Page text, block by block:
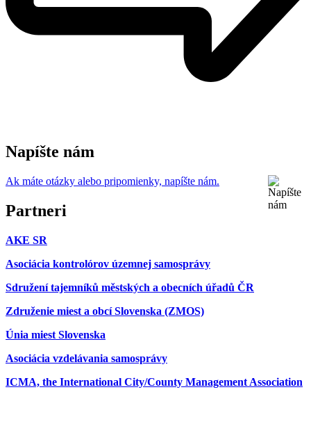
Napíšte nám
Ak máte otázky alebo pripomienky, napíšte nám.
Partneri
AKE SR
Asociácia kontrolórov územnej samosprávy
Sdružení tajemníků městských a obecních úřadů ČR
Združenie miest a obcí Slovenska (ZMOS)
Únia miest Slovenska
Asociácia vzdelávania samosprávy
ICMA, the International City/County Management Association